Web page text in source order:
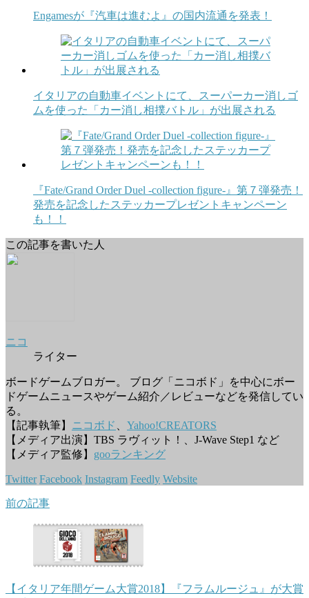
Engamesが『汽車は進むよ』の国内流通を発表！
イタリアの自動車イベントにて、スーパーカー消しゴ
ムを使った「カー消し相撲バトル」が出展される
『Fate/Grand Order Duel -collection figure-』第７弾発売！
発売を記念したステッカープレゼントキャンペーン
も！！
この記事を書いた人
ニコ
ライター
ボードゲームブロガー。 ブログ「ニコボド」を中心にボー
ドゲームニュースやゲーム紹介／レビューなどを発信してい
る。
【記事執筆】 ニコボド
Yahoo!CREATORS
【メディア出演】TBS ラヴィット！、J-Wave Step1 など
【メディア監修】 gooランキング
Twitter Facebook Instagram Feedly Website
前の記事
【イタリア年間ゲーム大賞2018】『フラムルージュ』が大賞